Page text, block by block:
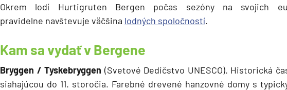
Okrem lodí Hurtigruten Bergen počas sezóny na svojich
pravidelne navštevuje väčšina lodných spoločností.
Kam sa vydať v Bergene
Bryggen / Tyskebryggen (Svetové Dedičstvo UNESCO). Historická
siahajúcou do 11. storočia. Farebné drevené hanzovné domy s